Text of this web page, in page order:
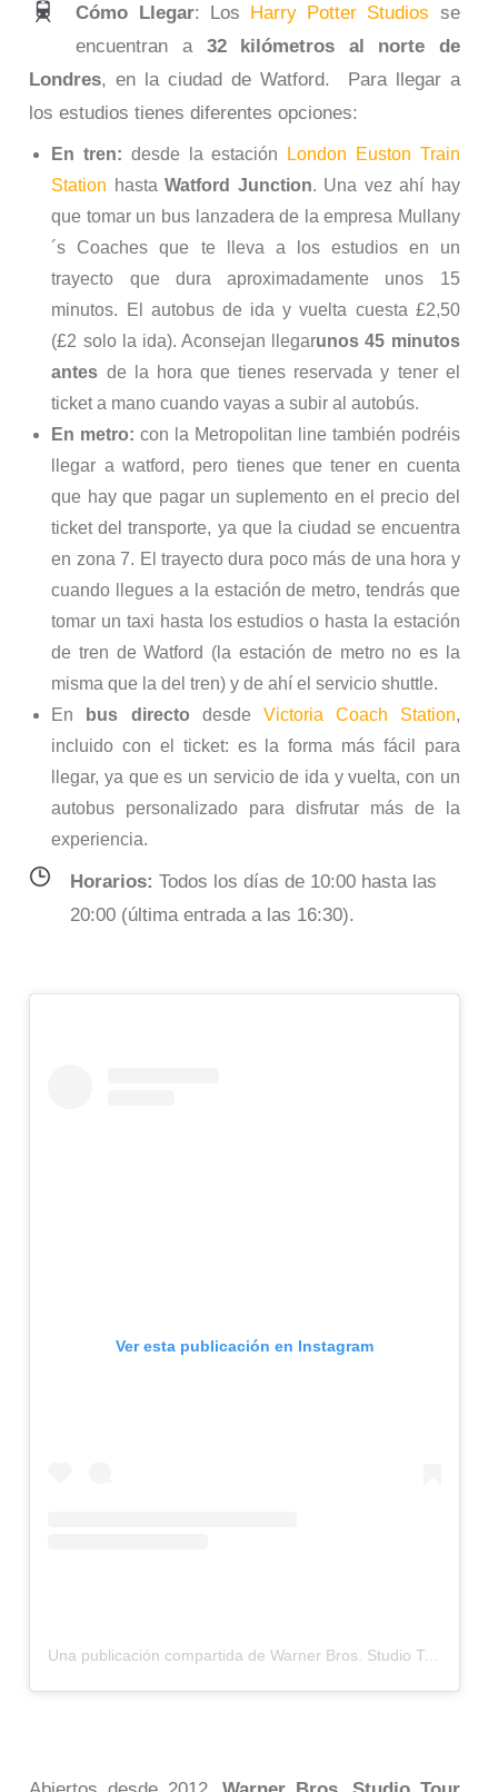
Cómo Llegar: Los Harry Potter Studios se
encuentran a 32 kilómetros al norte de
Londres, en la ciudad de Watford. Para llegar a
los estudios tienes diferentes opciones:
En tren: desde la estación
London Euston Train
Station hastaWatford Junction. Una vez ahí hay
que tomar un bus lanzadera de la empresa Mullany
´s Coaches que te lleva a los estudios en un
trayecto que dura aproximadamente unos 15
minutos. El autobus de ida y vuelta cuesta £2,50
(£2 solo la ida). Aconsejan llegarunos 45 minutos
antes de la hora que tienes reservada y tener el
ticket a mano cuando vayas a subir al autobús.
En metro: con la Metropolitan line también podréis
llegar a watford, pero tienes que tener en cuenta
que hay que pagar un suplemento en el precio del
ticket del transporte, ya que la ciudad se encuentra
en zona 7. El trayecto dura poco más de una hora y
cuando llegues a la estación de metro, tendrás que
tomar un taxi hasta los estudios o hasta la estación
de tren de Watford (la estación de metro no es la
misma que la del tren) y de ahí el servicio shuttle.
En
bus directo desde Victoria Coach Station,
incluido con el ticket: es la forma más fácil para
llegar, ya que es un servicio de ida y vuelta, con un
autobus personalizado para disfrutar más de la
experiencia.
Horarios:Todos los días de 10:00 hasta las
20:00 (última entrada a las 16:30).
Ver esta publicación en Instagram
Una publicación compartida de Warner Bros. Studio Tour (@wbtourlondon)